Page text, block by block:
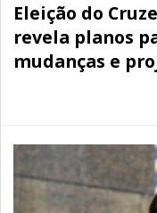
Eleição do
revela planos
mudanças e